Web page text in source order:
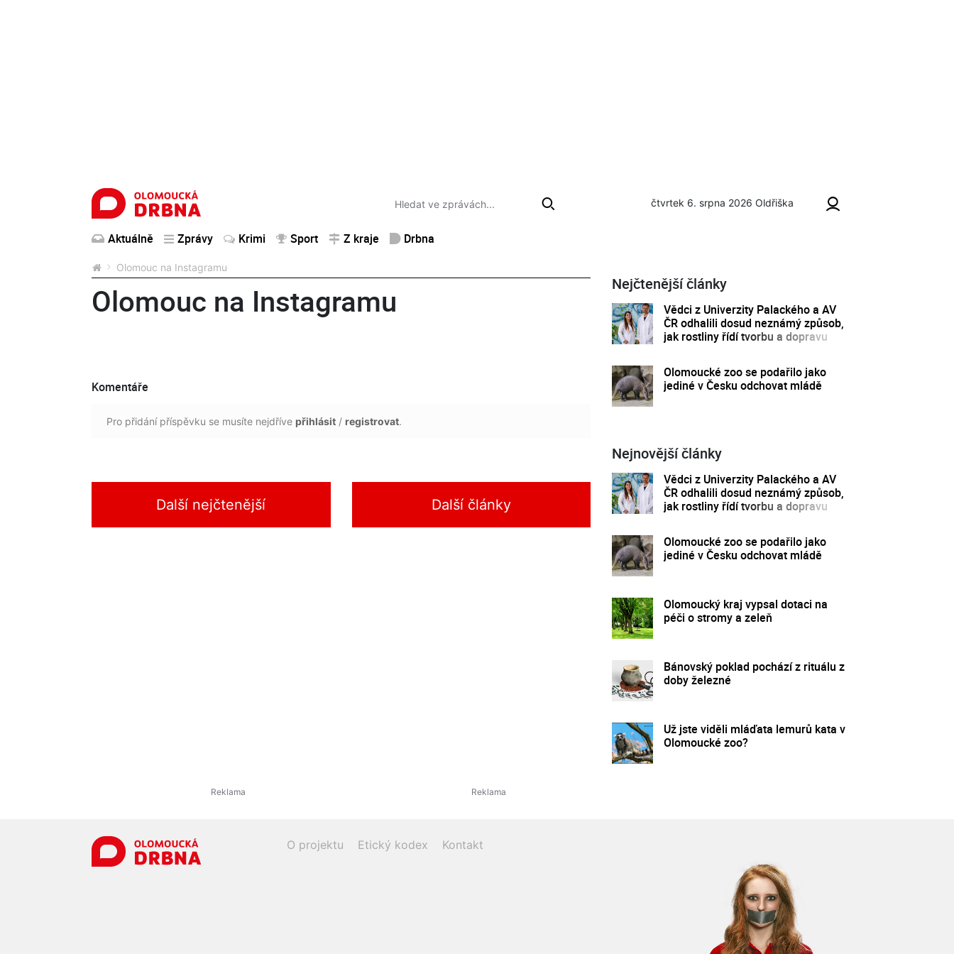
čtvrtek 6. srpna 2026 Oldřiška
Aktuálně Zprávy Krimi Sport Z kraje Drbna
Olomouc na Instagramu
Olomouc na Instagramu
Komentáře
Pro přidání příspěvku se musíte nejdříve přihlásit / registrovat.
Další nejčtenější Další články
Nejčtenější články
Vědci z Univerzity Palackého a AV
ČR odhalili dosud neznámý způsob,
jak rostliny řídí tvorbu a dopravu
Olomoucké zoo se podařilo jako
jediné v Česku odchovat mládě
Nejnovější články
Vědci z Univerzity Palackého a AV
ČR odhalili dosud neznámý způsob,
jak rostliny řídí tvorbu a dopravu
Olomoucké zoo se podařilo jako
jediné v Česku odchovat mládě
Olomoucký kraj vypsal dotaci na
péči o stromy a zeleň
Bánovský poklad pochází z rituálu z
doby železné
Už jste viděli mláďata lemurů kata v
Olomoucké zoo?
O projektu Etický kodex Kontakt